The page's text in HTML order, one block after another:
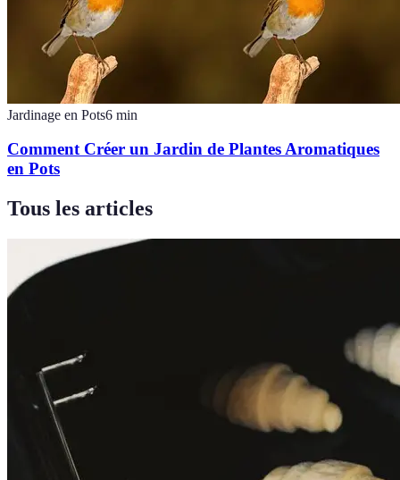
Jardinage en Pots6 min
Comment Créer un Jardin de Plantes Aromatiques
en Pots
Tous les articles